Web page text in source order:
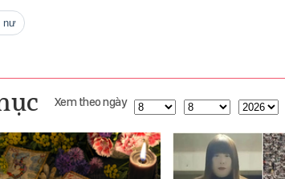
nư
Xem theo ngày